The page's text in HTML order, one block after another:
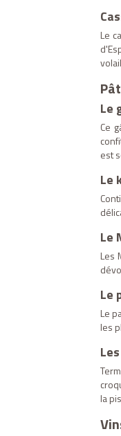
Le
Le
Ce
est
Le
Le
Les
Le
Le
les
la